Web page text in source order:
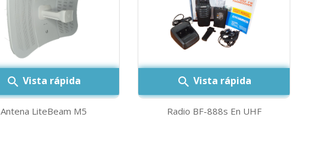
 Vista rápida
Antena LiteBeam M5
 Vista rápida
Radio BF-888s En UHF